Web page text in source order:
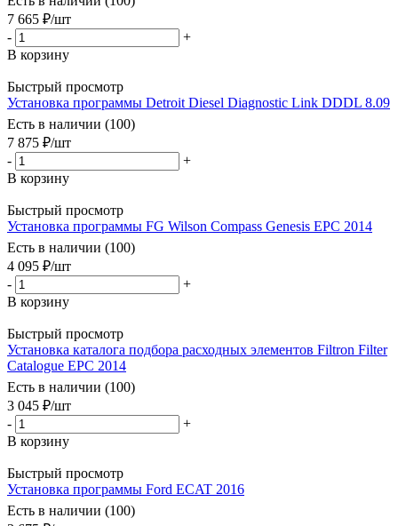
7 665 ₽/шт
-
+
В корзину
Быстрый просмотр
Установка программы Detroit Diesel Diagnostic Link DDDL 8.09
Есть в наличии (100)
7 875 ₽/шт
-
+
В корзину
Быстрый просмотр
Установка программы FG Wilson Compass Genesis EPC 2014
Есть в наличии (100)
4 095 ₽/шт
-
+
В корзину
Быстрый просмотр
Установка каталога подбора расходных элементов Filtron Filter
Catalogue EPC 2014
Есть в наличии (100)
3 045 ₽/шт
-
+
В корзину
Быстрый просмотр
Установка программы Ford ECAT 2016
Есть в наличии (100)